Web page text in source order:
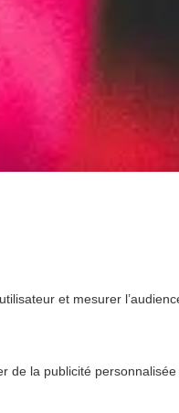
et mesurer
de la publicité